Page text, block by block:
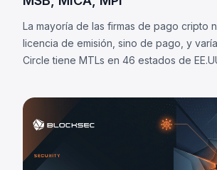
La mayoría de las firmas de pago cripto
licencia de emisión, sino de pago, y
Circle tiene MTLs en 46 estados de